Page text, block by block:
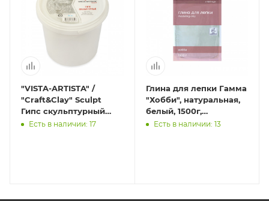
"VISTA-ARTISTA" /
"Craft&Clay" Sculpt
Гипс скульптурный
TPG 1 кг .
Есть в наличии: 17
Глина для лепки Гамма
"Хобби", натуральная,
белый, 1500г,
вакуумная упак.
Есть в наличии: 13